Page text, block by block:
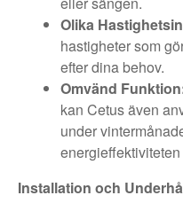
Olika
hastigheter som
efter dina behov.
Omvänd
kan Cetus även
under
Installation och